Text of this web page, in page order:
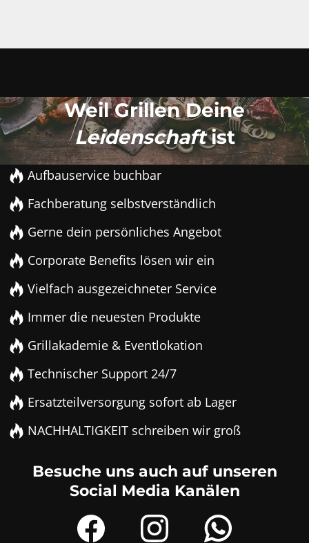
Weil Grillen Deine
Leidenschaftist
Aufbauservice buchbar
Fachberatung selbstverständlich
Gerne dein persönliches Angebot
Corporate Benefits lösen wir ein
Vielfach ausgezeichneter Service
Immer die neuesten Produkte
Grillakademie & Eventlokation
Technischer Support 24/7
Ersatzteilversorgung sofort ab Lager
NACHHALTIGKEIT schreiben wir groß
Besuche uns auch auf unseren
Social Media Kanälen